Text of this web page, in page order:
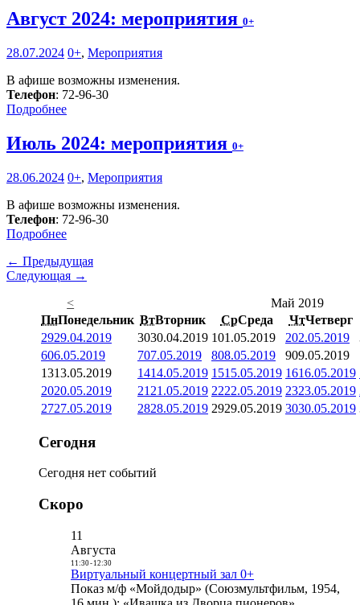
Август 2024: мероприятия 0+
28.07.2024 0+, Мероприятия
В афише возможны изменения.
Телефон: 72-96-30
Подробнее
Июль 2024: мероприятия 0+
28.06.2024 0+, Мероприятия
В афише возможны изменения.
Телефон: 72-96-30
Подробнее
← Предыдущая
Следующая →
<
Май 2019
ПнПонедельник ВтВторник СрСреда ЧтЧетверг
2929.04.2019 3030.04.2019 101.05.2019 202.05.2019
606.05.2019 707.05.2019 808.05.2019 909.05.2019
1313.05.2019 1414.05.2019 1515.05.2019 1616.05.2019
2020.05.2019 21 21.05.2019 2222.05.2019 2323.05.2019
2727.05.2019 2828.05.2019 2929.05.2019 3030.05.2019
Сегодня
Сегодня нет событий
Скоро
11
Августа
11:30- 12:30
Виртуальный концертный зал 0+
Показ м/ф «Мойдодыр» (Союзмультфильм, 1954,